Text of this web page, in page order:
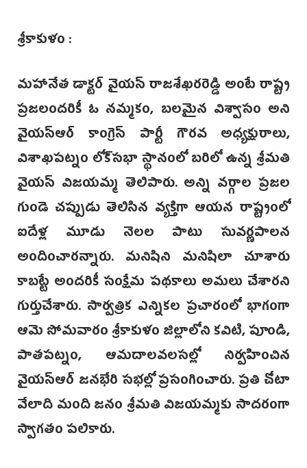
శ్రీకాకుళం :
మహానేత డాక్టర్ వై‌యస్‌ రాజశేఖరరెడ్డి అంటే రాష్ట్ర
ప్రజలందరికీ ఓ నమ్మకం, బలమైన విశ్వాసం అని
వైయస్ఆర్‌ కాంగ్రెస్‌ పార్టీ గౌరవ అధ్యక్షురాలు,
విశాఖపట్నం లోక్‌సభా స్థానంలో బరిలో ఉన్న శ్రీమతి
వైయస్‌ విజయమ్మ తెలిపారు. అన్ని వర్గాల ప్రజల
గుండె చప్పుడు తెలిసిన వ్యక్తిగా ఆయన రాష్ట్రంలో
ఐదేళ్ల మూడు నెలల పాటు సువర్ణపాలన
అందించారన్నారు. మనిషిని మనిషిలా చూశారు
కాబట్టే అందరికీ సంక్షేమ పథకాలు అమలు చేశారని
గుర్తుచేశారు. సార్వత్రిక ఎన్నికల ప్రచారంలో భాగంగా
ఆమె సోమవారం శ్రీకాకుళం జిల్లాలోని కవిటి, పూండి,
పాతపట్నం, ఆమదాలవలసల్లో నిర్వహించిన
వైయస్‌ఆర్ జనభేరి సభల్లో ‌ప్రసంగించారు. ప్రతి చోటా
వేలాది మంది జనం శ్రీమతి విజయమ్మకు సాదరంగా
స్వాగతం పలికారు.